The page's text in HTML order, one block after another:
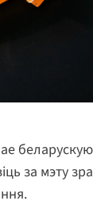
за мэту